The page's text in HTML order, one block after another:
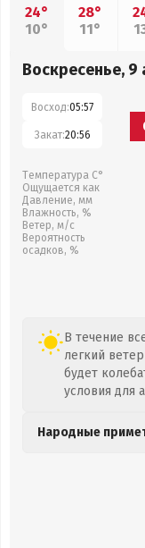
24°
10°
28°
11°
Воскресенье, 9
Восход:05:57
Закат:20:56
Температура С°
Ощущается как
Давление, мм
Влажность, %
Ветер, м/с
Вероятность
осадков, %
В течение
легкий
будет
условия для
Народные